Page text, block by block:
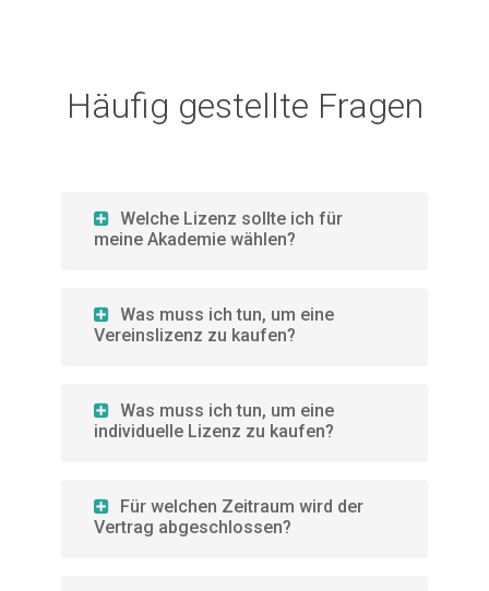
Häufig gestellte Fragen
Welche Lizenz sollte ich für
meine Akademie wählen?
Was muss ich tun, um eine
Vereinslizenz zu kaufen?
Was muss ich tun, um eine
individuelle Lizenz zu kaufen?
Für welchen Zeitraum wird der
Vertrag abgeschlossen?